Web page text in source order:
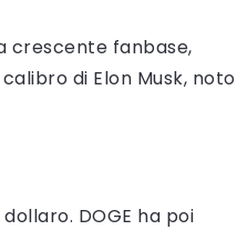
crescente fanbase,
di Elon Musk, noto
DOGE ha poi